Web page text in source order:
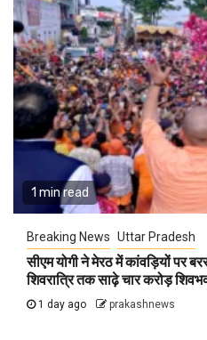
1 min read
Breaking News Uttar Pradesh
सीएम योगी ने मेरठ में कांवड़ियों पर
शिवरात्रि तक साढ़े चार करोड़
1 day ago prakashnews